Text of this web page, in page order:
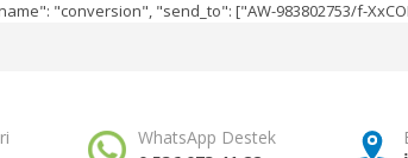
"conversion", "send_to": ["AW-983802753/f-
WhatsApp Destek